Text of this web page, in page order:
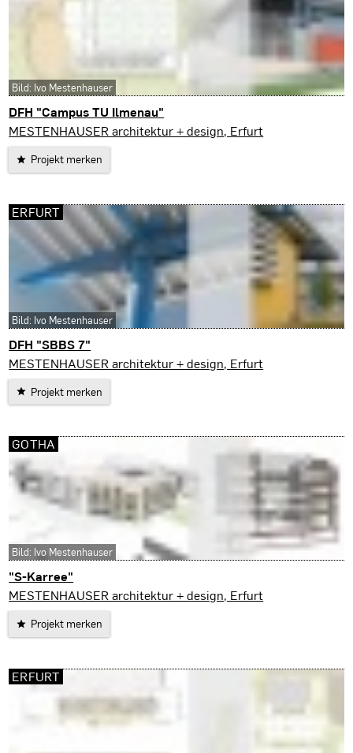
DFH "Campus TU Ilmenau"
Ilmenau
MESTENHAUSER architektur + design, Erfurt
Projekt merken
Bild: Ivo Mestenhauser
DFH "SBBS 7"
Erfurt
MESTENHAUSER architektur + design, Erfurt
Projekt merken
ERFURT
Bild: Ivo Mestenhauser
"S-Karree"
Gotha
MESTENHAUSER architektur + design, Erfurt
Projekt merken
GOTHA
Bild: Ivo Mestenhauser
ERFURT